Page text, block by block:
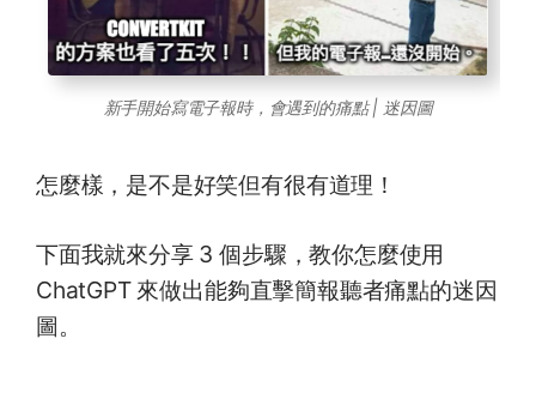
新手開始寫電子報時，會遇到的痛點 | 迷因圖
怎麼樣，是不是好笑但有很有道理！
下面我就來分享 3 個步驟，教你怎麼使用
ChatGPT 來做出能夠直擊簡報聽者痛點的迷因
圖。